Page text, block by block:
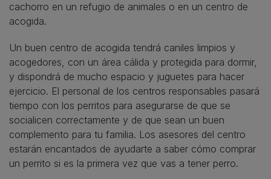
cachorro en un refugio de animales o en un centro de
acogida.
Un buen centro de acogida tendrá caniles limpios y
acogedores, con un área cálida y protegida para dormir,
y dispondrá de mucho espacio y juguetes para hacer
ejercicio. El personal de los centros responsables pasará
tiempo con los perritos para asegurarse de que se
socialicen correctamente y de que sean un buen
complemento para tu familia. Los asesores del centro
estarán encantados de ayudarte a saber cómo comprar
un perrito si es la primera vez que vas a tener perro.